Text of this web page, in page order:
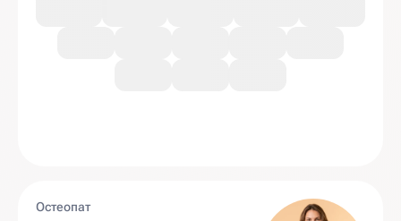
Остеопат